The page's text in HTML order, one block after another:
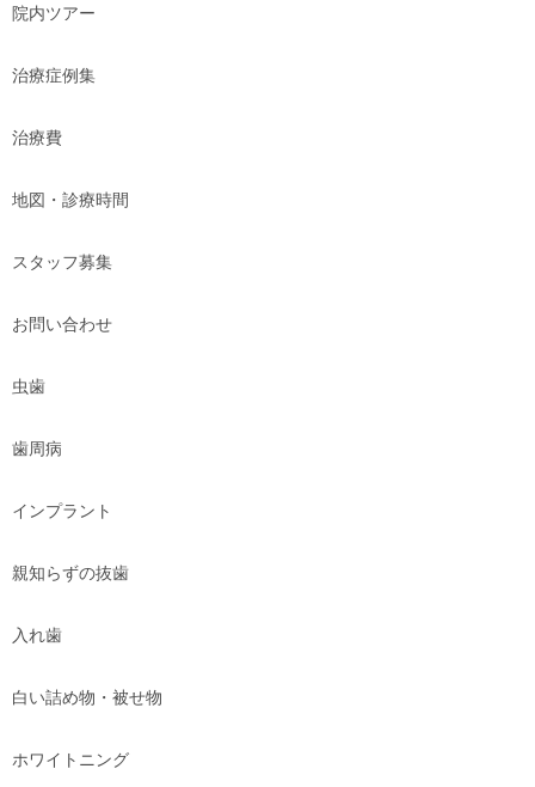
院内ツアー
治療症例集
治療費
地図・診療時間
スタッフ募集
お問い合わせ
虫歯
歯周病
インプラント
親知らずの抜歯
入れ歯
白い詰め物・被せ物
ホワイトニング